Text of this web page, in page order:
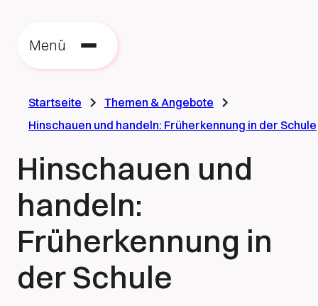
Menü
Startseite
Themen & Angebote
Hinschauen und handeln: Früherkennung in der Schule
Hinschauen und
handeln:
Früherkennung in
der Schule